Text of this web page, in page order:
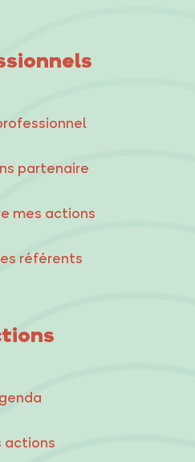
partenaire
mes actions
référents
actions